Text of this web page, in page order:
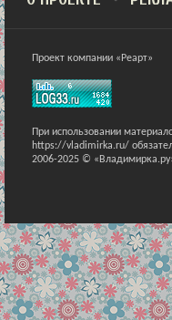
Проект компании «Реарт»
При использовании
https://vladimirka.ru/
2006-2025 ©